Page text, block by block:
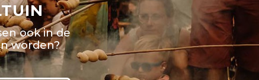
ook in de
worden?